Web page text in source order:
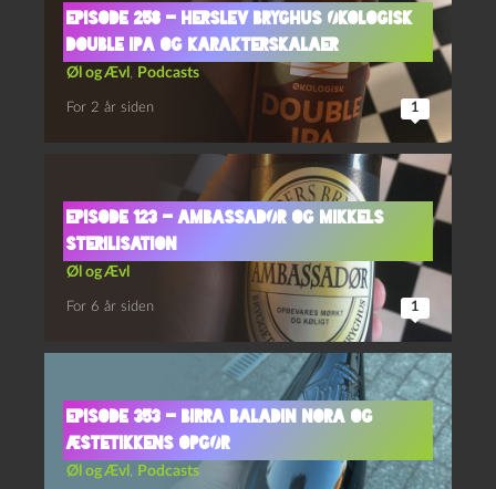
Episode 258 – Herslev Bryghus Økologisk
Double IPA og Karakterskalaer
Øl og Ævl , Podcasts
For 2 år siden 1
Episode 123 – Ambassadør og Mikkels
Sterilisation
Øl og Ævl
For 6 år siden 1
Episode 353 – Birra Baladin Nora og
Æstetikkens Opgør
Øl og Ævl , Podcasts